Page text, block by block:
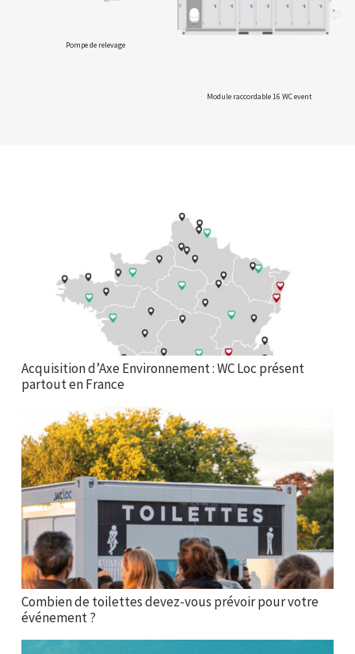
Pompe de relevage
Module raccordable 16 WC event
Acquisition d’Axe Environnement : WC Loc présent
partout en France
Combien de toilettes devez-vous prévoir pour votre
événement ?